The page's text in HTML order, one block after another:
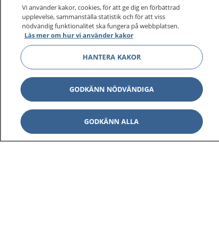
Vi använder kakor, cookies, för att ge dig en förbättrad
upplevelse, sammanställa statistik och för att viss
nödvändig funktionalitet ska fungera på webbplatsen.
Läs mer om hur vi använder kakor
HANTERA KAKOR
GODKÄNN NÖDVÄNDIGA
GODKÄNN ALLA